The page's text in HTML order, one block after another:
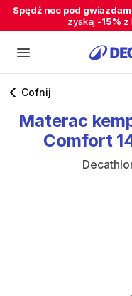
Spędź noc pod
zyskaj -15% z
Cofnij
Materac
Comfort